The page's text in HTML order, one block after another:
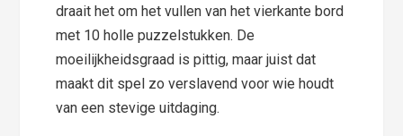
draait het om het vullen van het vierkante bord
met 10 holle puzzelstukken. De
moeilijkheidsgraad is pittig, maar juist dat
maakt dit spel zo verslavend voor wie houdt
van een stevige uitdaging.